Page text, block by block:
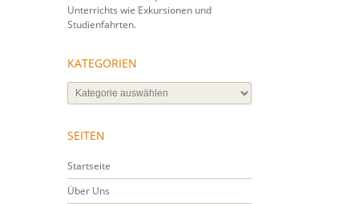
Unterrichts wie Exkursionen und
Studienfahrten.
KATEGORIEN
Kategorien
SEITEN
Startseite
Über Uns